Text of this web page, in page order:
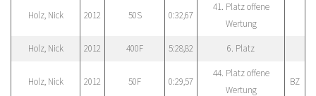
Holz, Nick 2012 50S 0:32,67
41. Platz offene
Wertung
Holz, Nick 2012 400F 5:28,82 6. Platz
Holz, Nick 2012 50F 0:29,57
44. Platz offene
Wertung
BZ